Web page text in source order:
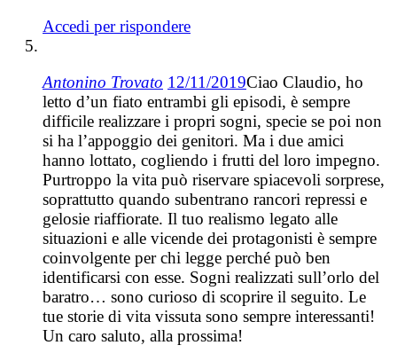
Accedi per rispondere
Antonino Trovato 12/11/2019Ciao Claudio, ho
letto d’un fiato entrambi gli episodi, è sempre
difficile realizzare i propri sogni, specie se poi non
si ha l’appoggio dei genitori. Ma i due amici
hanno lottato, cogliendo i frutti del loro impegno.
Purtroppo la vita può riservare spiacevoli sorprese,
soprattutto quando subentrano rancori repressi e
gelosie riaffiorate. Il tuo realismo legato alle
situazioni e alle vicende dei protagonisti è sempre
coinvolgente per chi legge perché può ben
identificarsi con esse. Sogni realizzati sull’orlo del
baratro… sono curioso di scoprire il seguito. Le
tue storie di vita vissuta sono sempre interessanti!
Un caro saluto, alla prossima!